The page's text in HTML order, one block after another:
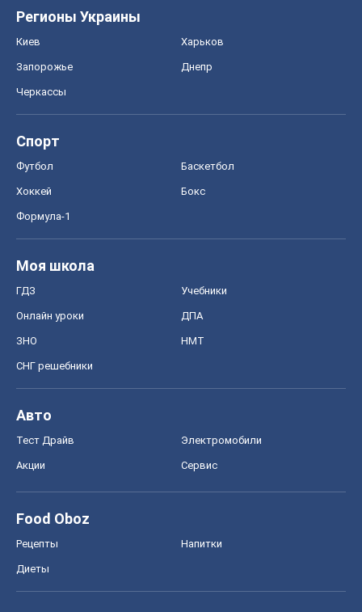
Регионы Украины
Киев Харьков
Запорожье Днепр
Черкассы
Спорт
Футбол Баскетбол
Хоккей Бокс
Формула-1
Моя школа
ГДЗ Учебники
Онлайн уроки ДПА
ЗНО НМТ
СНГ решебники
Авто
Тест Драйв Электромобили
Акции Сервис
Food Oboz
Рецепты Напитки
Диеты